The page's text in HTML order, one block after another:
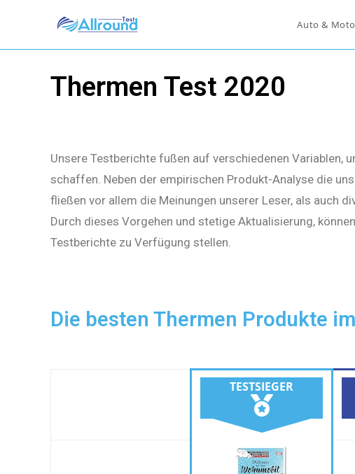
Auto &
Thermen Test 2020
Unsere Testberichte fußen auf verschiedenen Variablen,
schaffen. Neben der empirischen Produkt-Analyse die
fließen vor allem die Meinungen unserer Leser, als auch
Durch dieses Vorgehen und stetige Aktualisierung,
Testberichte zu Verfügung stellen.
Die besten Thermen Produkte
TESTSIEGER